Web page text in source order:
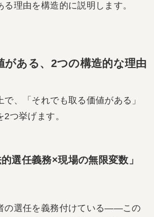
る理由を構造的に説明します。
がある、2つの構造的な理由
で、「それでも取る価値がある」
つ挙げます。
選任義務×現場の無限変数」
の選任を義務付けている——この